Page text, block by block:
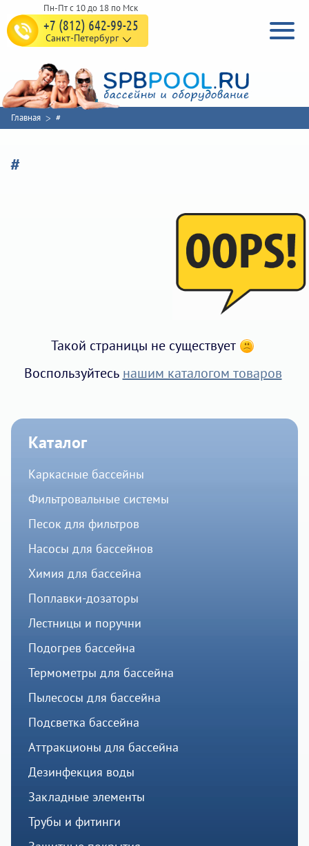
+7 (812) 642-99-25
Санкт-Петербург
Главная #
#
Такой страницы не существует
Воспользуйтесь нашим каталогом товаров
Каталог
Каркасные бассейны
Фильтровальные системы
Песок для фильтров
Насосы для бассейнов
Химия для бассейна
Поплавки-дозаторы
Лестницы и поручни
Подогрев бассейна
Термометры для бассейна
Пылесосы для бассейна
Подсветка бассейна
Аттракционы для бассейна
Дезинфекция воды
Закладные элементы
Трубы и фитинги